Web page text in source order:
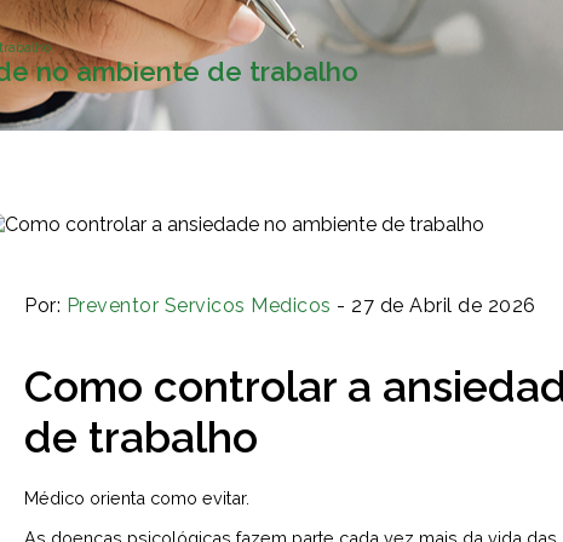
no ambiente de trabalho
Por: Preventor Servicos Medicos - 27 de Abril de 2026
Como controlar a
de trabalho
Médico orienta como evitar.
As doenças psicológicas fazem parte cada vez mais da vida